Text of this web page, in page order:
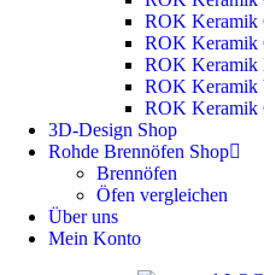
ROK Keramik
ROK Keramik
ROK Keramik
ROK Keramik
ROK Keramik
3D-Design Shop
Rohde Brennöfen Shop
Brennöfen
Öfen vergleichen
Über uns
Mein Konto